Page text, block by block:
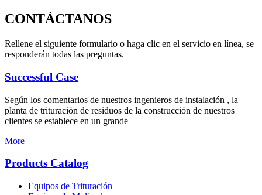
CONTÁCTANOS
Rellene el siguiente formulario o haga clic en el servicio en línea, se
responderán todas las preguntas.
Successful Case
Según los comentarios de nuestros ingenieros de instalación , la
planta de trituración de residuos de la construcción de nuestros
clientes se establece en un grande
More
Products Catalog
Equipos de Trituración